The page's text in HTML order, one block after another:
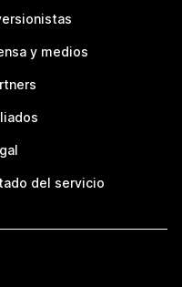
y medios
del servicio